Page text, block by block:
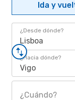
Ida y
¿Desde dónde?
Lisboa
¿Hacia dónde?
Vigo
¿Cuándo?